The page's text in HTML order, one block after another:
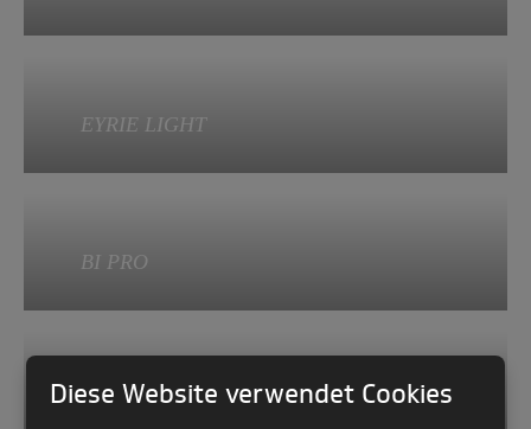
L (140 L) und XL (180 L)
EYRIE LIGHT
750 Gramm
BI PRO
210 Liter Volumen
SKY COMPACT BAG
Diese Website verwendet Cookies